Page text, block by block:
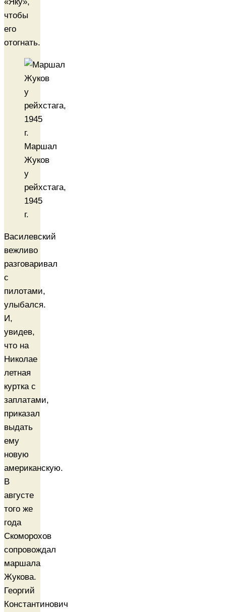
чтобы
его
отогнать.
Маршал
Жуков
у
рейхстага,
1945
г.
Василевский
вежливо
разговаривал
с
пилотами,
улыбался.
И,
увидев,
что на
Николае
летная
куртка с
заплатами,
приказал
выдать
ему
новую
американскую.
В
августе
того же
года
Скоморохов
сопровождал
маршала
Жукова.
Георгий
Константинович